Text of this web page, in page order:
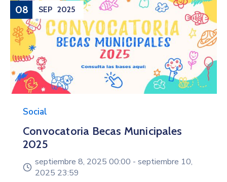
08 SEP 2025
Social
Convocatoria Becas Municipales
2025
septiembre 8, 2025 00:00 - septiembre 10,
2025 23:59